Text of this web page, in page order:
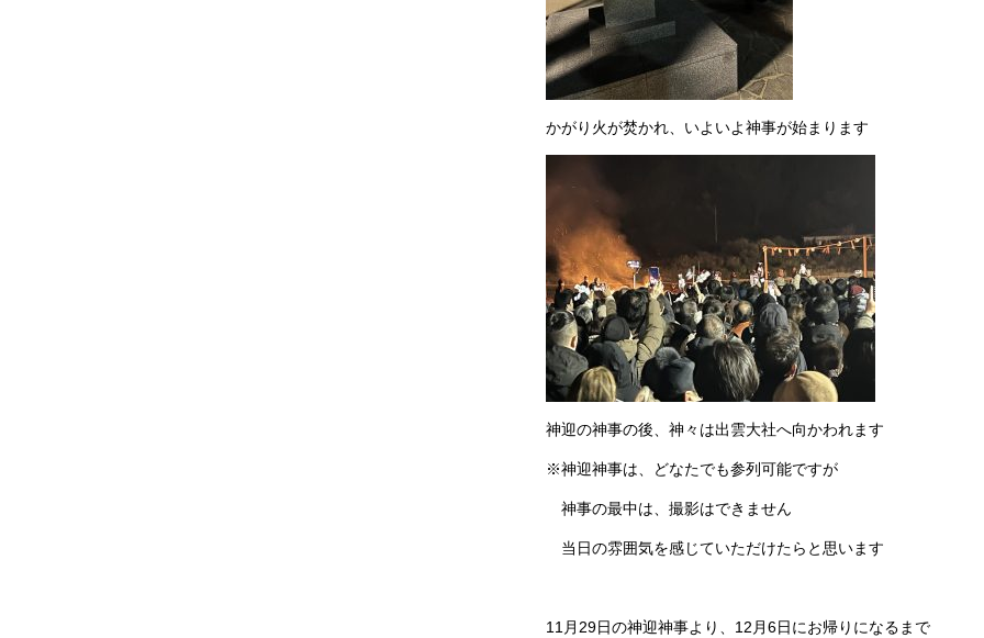
かがり火が焚かれ、いよいよ神事が始まります
神迎の神事の後、神々は出雲大社へ向かわれます
※神迎神事は、どなたでも参列可能ですが
神事の最中は、撮影はできません
当日の雰囲気を感じていただけたらと思います
11月29日の神迎神事より、12月6日にお帰りになるまで